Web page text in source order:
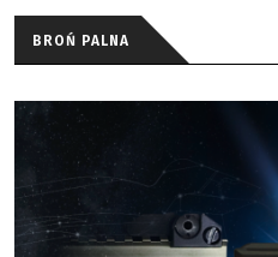
BROŃ PALNA